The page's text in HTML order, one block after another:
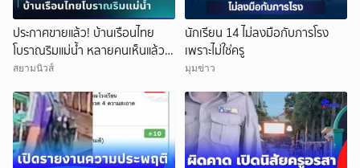
ประกาศขายแล้ว! บ้านเรือนไทย
โบราณริมแม่น้ำ หลายคนเห็นแล้ว
จำได้ เคยเป็นฉากหนังดัง
สยามนิวส์
นักเรียน 14 ไม่ลงมือกับภารโรง
เพราะไม่ใช่ครู
มุมข่าว